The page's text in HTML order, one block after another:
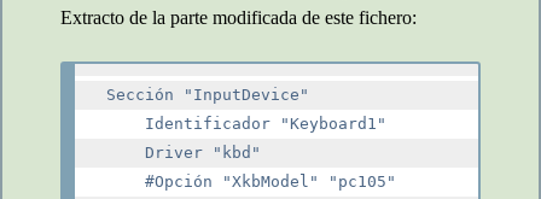
Extracto de la parte modificada de este fichero:
Sección "InputDevice"
    Identificador "Keyboard1"
    Driver "kbd"
    #Opción "XkbModel" "pc105"